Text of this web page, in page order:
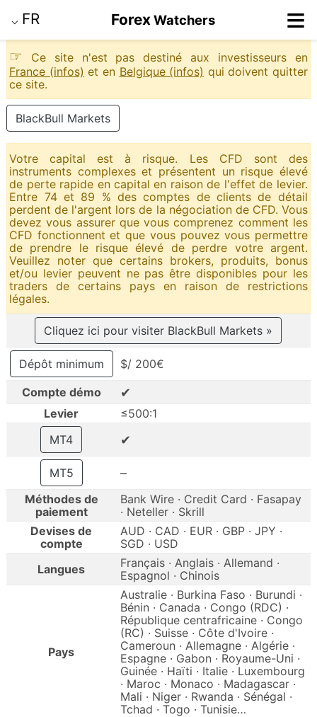
⌵ FR Forex Watchers ≡
☞
Ce site n'est pas destiné aux investisseurs en
France (infos) et en Belgique (infos) qui doivent quitter
ce site.
BlackBull Markets
Votre capital est à risque. Les CFD sont des
instruments complexes et présentent un risque élevé
de perte rapide en capital en raison de l'effet de levier.
Entre 74 et 89 % des comptes de clients de détail
perdent de l'argent lors de la négociation de CFD. Vous
devez vous assurer que vous comprenez comment les
CFD fonctionnent et que vous pouvez vous permettre
de prendre le risque élevé de perdre votre argent.
Veuillez noter que certains brokers, produits, bonus
et/ou levier peuvent ne pas être disponibles pour les
traders de certains pays en raison de restrictions
légales.
Cliquez ici pour visiter BlackBull Markets »
Dépôt minimum
$/ 200€
Compte démo
✔
Levier
≤500:1
MT4
✔
MT5 –
Méthodes de
paiement
Bank Wire · Credit Card · Fasapay
· Neteller · Skrill
Devises de
compte
AUD · CAD · EUR · GBP · JPY ·
SGD · USD
Langues
Français · Anglais · Allemand ·
Espagnol · Chinois
Pays
Australie · Burkina Faso · Burundi ·
Bénin · Canada · Congo (RDC) ·
République centrafricaine · Congo
(RC) · Suisse · Côte d'Ivoire ·
Cameroun · Allemagne · Algérie ·
Espagne · Gabon · Royaume-Uni ·
Guinée · Haïti · Italie · Luxembourg
· Maroc · Monaco · Madagascar ·
Mali · Niger · Rwanda · Sénégal ·
Tchad · Togo · Tunisie…